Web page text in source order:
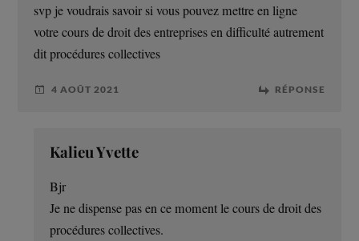
svp je voudrais savoir si vous pouvez mettre en ligne
votre cours de droit des entreprises en difficulté autrement
dit procédures collectives
4 AOÛT 2021 RÉPONSE
Kalieu Yvette
Bjr
Je ne dispense pas en ce moment le cours de droit des
procédures collectives.